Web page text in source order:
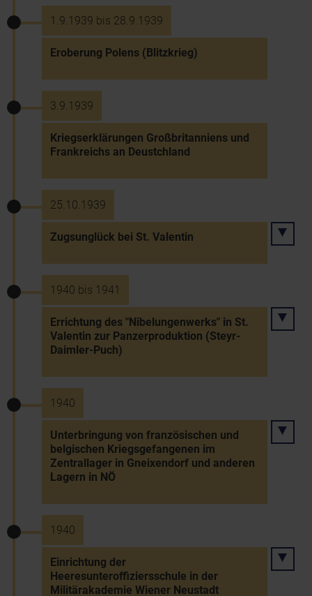
1.9.1939 bis 28.9.1939
Eroberung Polens (Blitzkrieg)
3.9.1939
Kriegserklärungen Großbritanniens und
Frankreichs an Deustchland
25.10.1939
Zugsunglück bei St. Valentin
1940 bis 1941
Errichtung des "Nibelungenwerks" in St.
Valentin zur Panzerproduktion (Steyr-
Daimler-Puch)
1940
Unterbringung von französischen und
belgischen Kriegsgefangenen im
Zentrallager in Gneixendorf und anderen
Lagern in NÖ
1940
Einrichtung der
Heeresunteroffiziersschule in der
Militärakademie Wiener Neustadt